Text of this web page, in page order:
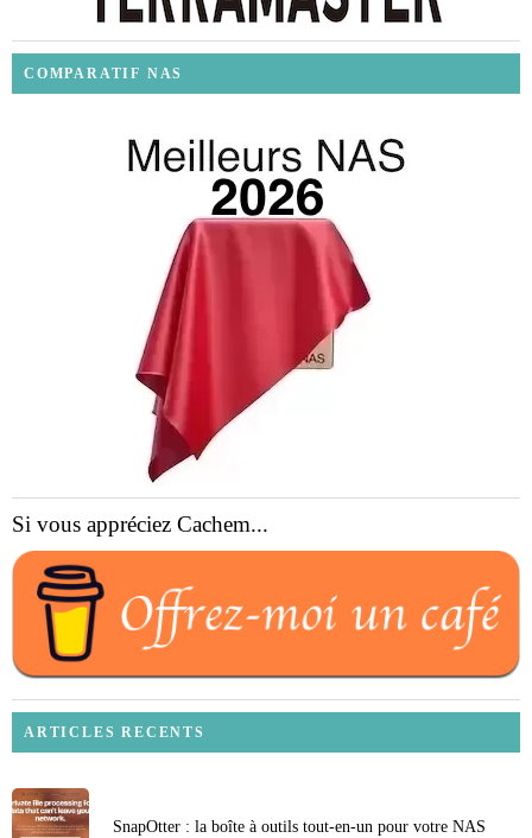
COMPARATIF NAS
Si vous appréciez Cachem...
ARTICLES RECENTS
SnapOtter : la boîte à outils tout-en-un pour votre NAS